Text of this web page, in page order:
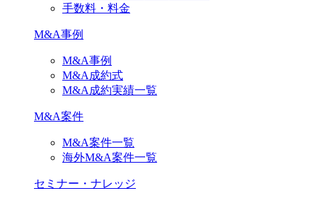
手数料・料金
M&A事例
M&A事例
M&A成約式
M&A成約実績一覧
M&A案件
M&A案件一覧
海外M&A案件一覧
セミナー・ナレッジ